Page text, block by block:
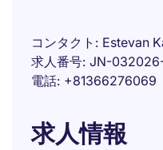
コンタクト
Estevan
求人番号 JN-
電話 +81366276069
求人情報